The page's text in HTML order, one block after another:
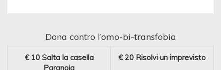
Dona contro l’omo-bi-transfobia
€ 10 Salta la casella
Paranoia
€ 20 Risolvi un imprevisto